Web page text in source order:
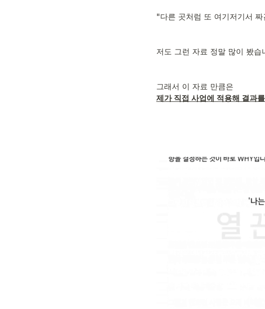
"다른 곳처럼 또 여기저기서
저도 그런 자료 정말 많이 봤습
그래서 이 자료 만큼은
제가 직접 사업에 적용해 결과